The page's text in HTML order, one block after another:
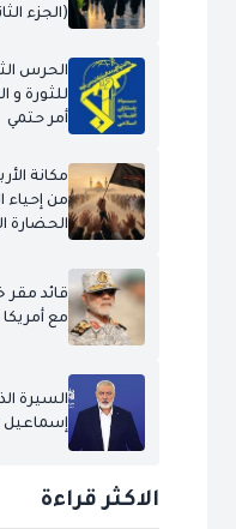
(الجزء
الحرس
للثورة و
أمر حتمي
مكانة
من إحياء
الحضارة
قائد مقر
مع
السيرة
إسماعيل
الاكثر قراءة